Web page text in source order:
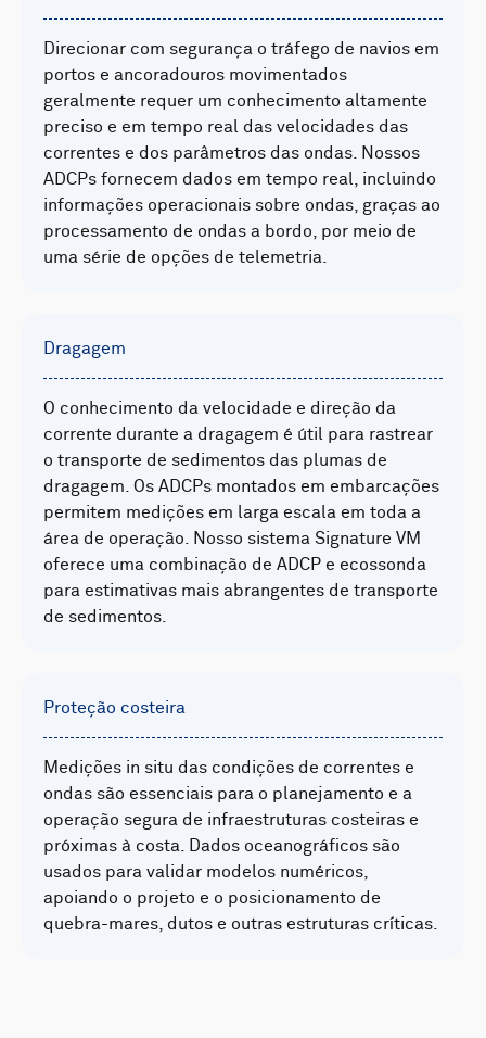
Direcionar com segurança o tráfego de navios em
portos e ancoradouros movimentados
geralmente requer um conhecimento altamente
preciso e em tempo real das velocidades das
correntes e dos parâmetros das ondas. Nossos
ADCPs fornecem dados em tempo real, incluindo
informações operacionais sobre ondas, graças ao
processamento de ondas a bordo, por meio de
uma série de opções de telemetria.
Dragagem
O conhecimento da velocidade e direção da
corrente durante a dragagem é útil para rastrear
o transporte de sedimentos das plumas de
dragagem. Os ADCPs montados em embarcações
permitem medições em larga escala em toda a
área de operação. Nosso sistema Signature VM
oferece uma combinação de ADCP e ecossonda
para estimativas mais abrangentes de transporte
de sedimentos.
Proteção costeira
Medições in situ das condições de correntes e
ondas são essenciais para o planejamento e a
operação segura de infraestruturas costeiras e
próximas à costa. Dados oceanográficos são
usados para validar modelos numéricos,
apoiando o projeto e o posicionamento de
quebra-mares, dutos e outras estruturas críticas.